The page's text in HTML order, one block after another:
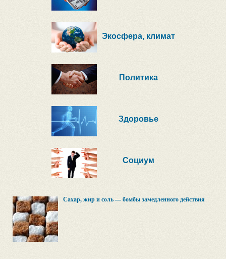
Экосфера, климат
Политика
Здоровье
Социум
Сахар, жир и соль — бомбы замедленного действия